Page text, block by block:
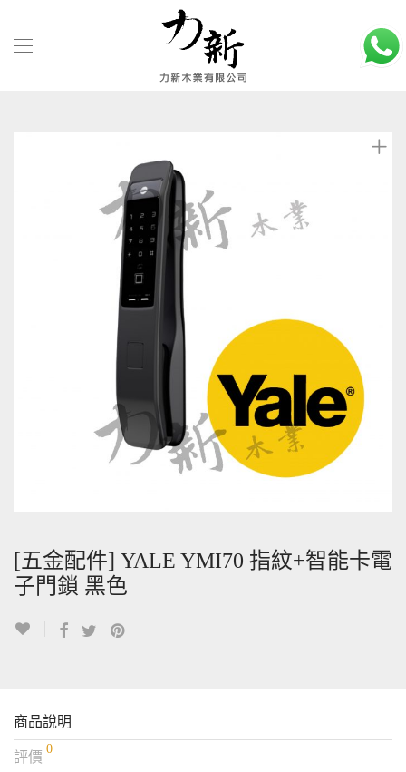
[五金配件] YALE YMI70 指紋+智能卡電
子門鎖 黑色
商品說明
評價
0